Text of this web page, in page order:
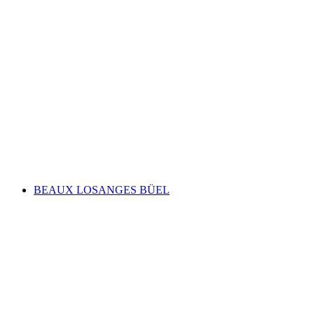
BEAUX LOSANGES BÜEL